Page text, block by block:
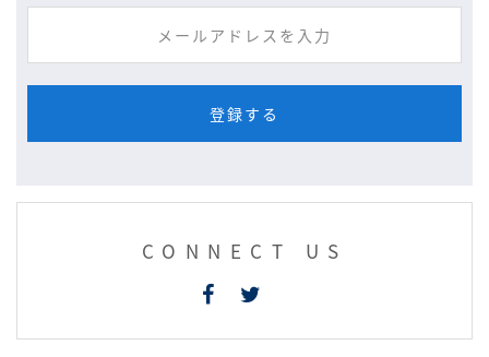
CONNECT US